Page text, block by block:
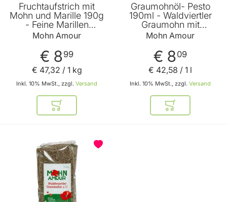
Fruchtaufstrich mit
Mohn und Marille 190g
- Feine Marillen
Marmelade mit
Graumohn ohne Rum
von Mohn Amour
Mohn Amour
€ 899
Inkl. 10% MwSt., zzgl. Versand
€ 47,32 / 1 kg
In den Warenkorb
Graumohnöl- Pesto
190ml - Waldviertler
Graumohn mit
Graumohnöl -
Petersilie von Mohn
Amour
Mohn Amour
€ 809
Inkl. 10% MwSt., zzgl. Versand
€ 42,58 / 1 l
In den